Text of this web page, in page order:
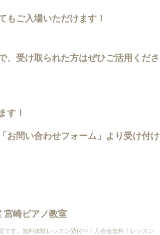
もご入場いただけます！
、受け取られた方はぜひご活用くださ
す！
お問い合わせフォーム」より受け付け
宮崎ピアノ教室
です。無料体験レッスン受付中！入会金無料！レッスン